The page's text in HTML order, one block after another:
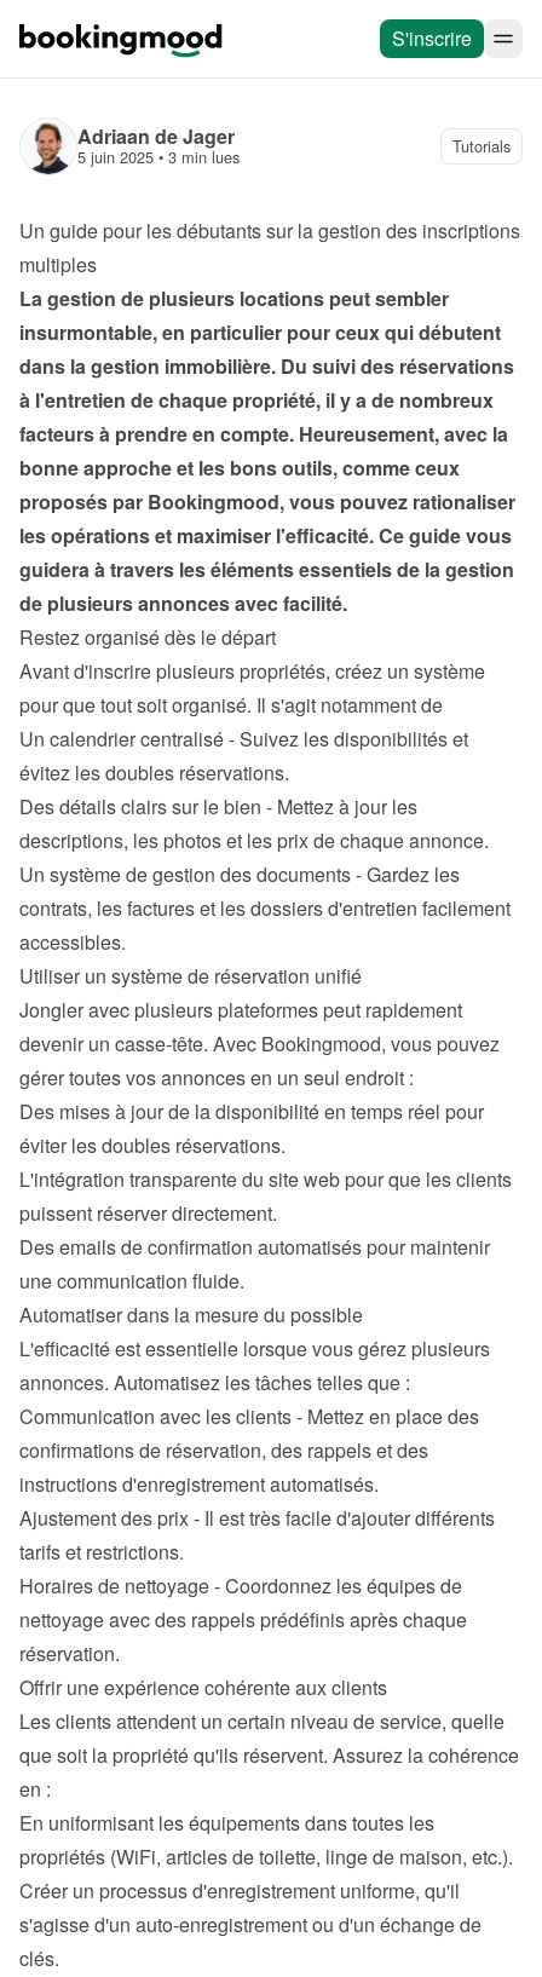
S'inscrire
Adriaan de Jager
5 juin 2025 • 3 min lues Tutorials
Un guide pour les débutants sur la gestion des inscriptions
multiples
La gestion de plusieurs locations peut sembler
insurmontable, en particulier pour ceux qui débutent
dans la gestion immobilière. Du suivi des réservations
à l'entretien de chaque propriété, il y a de nombreux
facteurs à prendre en compte. Heureusement, avec la
bonne approche et les bons outils, comme ceux
proposés par Bookingmood, vous pouvez rationaliser
les opérations et maximiser l'efficacité. Ce guide vous
guidera à travers les éléments essentiels de la gestion
de plusieurs annonces avec facilité.
Restez organisé dès le départ
Avant d'inscrire plusieurs propriétés, créez un système
pour que tout soit organisé. Il s'agit notamment de
Un calendrier centralisé - Suivez les disponibilités et
évitez les doubles réservations.
Des détails clairs sur le bien - Mettez à jour les
descriptions, les photos et les prix de chaque annonce.
Un système de gestion des documents - Gardez les
contrats, les factures et les dossiers d'entretien facilement
accessibles.
Utiliser un système de réservation unifié
Jongler avec plusieurs plateformes peut rapidement
devenir un casse-tête. Avec Bookingmood, vous pouvez
gérer toutes vos annonces en un seul endroit :
Des mises à jour de la disponibilité en temps réel pour
éviter les doubles réservations.
L'intégration transparente du site web pour que les clients
puissent réserver directement.
Des emails de confirmation automatisés pour maintenir
une communication fluide.
Automatiser dans la mesure du possible
L'efficacité est essentielle lorsque vous gérez plusieurs
annonces. Automatisez les tâches telles que :
Communication avec les clients - Mettez en place des
confirmations de réservation, des rappels et des
instructions d'enregistrement automatisés.
Ajustement des prix - Il est très facile d'ajouter différents
tarifs et restrictions.
Horaires de nettoyage - Coordonnez les équipes de
nettoyage avec des rappels prédéfinis après chaque
réservation.
Offrir une expérience cohérente aux clients
Les clients attendent un certain niveau de service, quelle
que soit la propriété qu'ils réservent. Assurez la cohérence
en :
En uniformisant les équipements dans toutes les
propriétés (WiFi, articles de toilette, linge de maison, etc.).
Créer un processus d'enregistrement uniforme, qu'il
s'agisse d'un auto-enregistrement ou d'un échange de
clés.